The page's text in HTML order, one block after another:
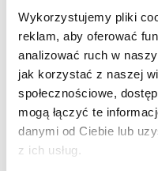
Wykorzystujemy pliki
reklam, aby oferować
analizować ruch w
jak korzystać z naszej
społecznościowe,
mogą łączyć te
danymi od Ciebie lub
z ich usług.
Zapytaj o
Imię i nazwisko: *
Adres e-mail: *